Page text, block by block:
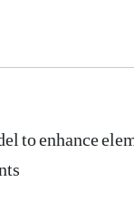
to enhance